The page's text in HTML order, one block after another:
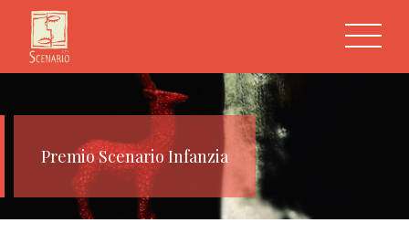
Premio Scenario Infanzia